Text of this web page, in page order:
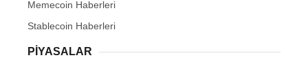
Memecoin Haberleri
Stablecoin Haberleri
PIYASALAR